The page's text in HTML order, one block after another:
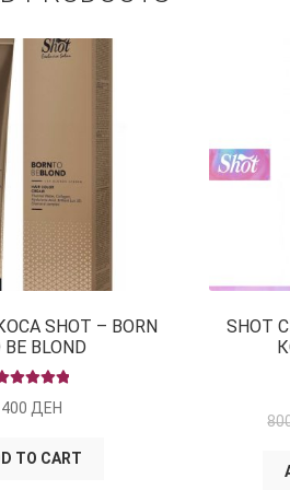
SHOT – BORN
BE BLOND
OUT OF 5
400 ДЕН
TO CART
SHOT